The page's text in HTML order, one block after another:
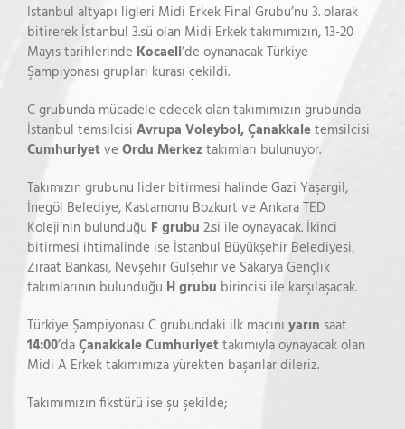
İstanbul altyapı ligleri Midi Erkek Final Grubu’nu 3. olarak
bitirerek İstanbul 3.sü olan Midi Erkek takımımızın, 13-20
Mayıs tarihlerinde Kocaeli’de oynanacak Türkiye
Şampiyonası grupları kurası çekildi.
C grubunda mücadele edecek olan takımımızın grubunda
İstanbul temsilcisi Avrupa Voleybol,Çanakkaletemsilcisi
Cumhuriyetve Ordu Merkeztakımları bulunuyor.
Takımızın grubunu lider bitirmesi halinde Gazi Yaşargil,
İnegöl Belediye, Kastamonu Bozkurt ve Ankara TED
Koleji’nin bulunduğu F grubu 2.si ile oynayacak. İkinci
bitirmesi ihtimalinde ise İstanbul Büyükşehir Belediyesi,
Ziraat Bankası, Nevşehir Gülşehir ve Sakarya Gençlik
takımlarının bulunduğu H grubu birincisi ile karşılaşacak.
Türkiye Şampiyonası C grubundaki ilk maçını yarın saat
14:00’daÇanakkale Cumhuriyettakımıyla oynayacak olan
Midi A Erkek takımımıza yürekten başarılar dileriz.
Takımımızın fikstürü ise şu şekilde;